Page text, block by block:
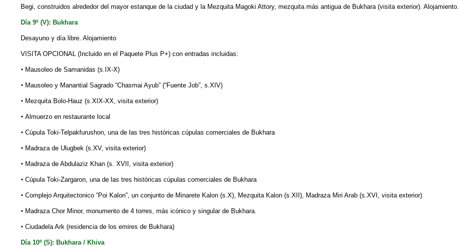
Begi, construidos alrededor del mayor estanque de la ciudad y la Mezquita Magoki Attory, mezquita más antigua de Bukhara (visita exterior). Alojamiento.
Día 9º (V): Bukhara
Desayuno y día libre. Alojamiento
VISITA OPCIONAL (Incluido en el Paquete Plus P+) con entradas incluidas:
• Mausoleo de Samanidas (s.IX-X)
• Mausoleo y Manantial Sagrado “Chasmai Ayub” (“Fuente Job”, s.XIV)
• Mezquita Bolo-Hauz (s.XIX-XX, visita exterior)
• Almuerzo en restaurante local
• Cúpula Toki-Telpakfurushon, una de las tres históricas cúpulas comerciales de Bukhara
• Madraza de Ulugbek (s.XV, visita exterior)
• Madraza de Abdulaziz Khan (s. XVII, visita exterior)
• Cúpula Toki-Zargaron, una de las tres históricas cúpulas comerciales de Bukhara
• Complejo Arquitectonico “Poi Kalon”, un conjunto de Minarete Kalon (s.X), Mezquita Kalon (s.XII), Madraza Miri Arab (s.XVI, visita exterior)
• Madraza Chor Minor, monumento de 4 torres, más icónico y singular de Bukhara.
• Ciudadela Ark (residencia de los emires de Bukhara)
Día 10º (S): Bukhara / Khiva